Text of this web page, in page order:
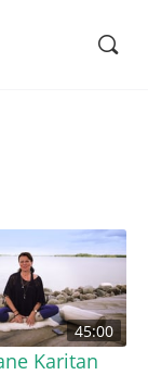
45:00
Karitan